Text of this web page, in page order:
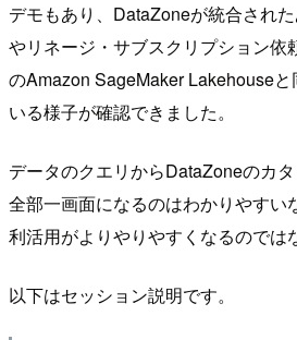
デモもあり、DataZoneが統合され
やリネージ・サブスクリプション依
のAmazon SageMaker Lakehouse
いる様子が確認できました。
データのクエリからDataZoneのカ
全部一画面になるのはわかりやすい
利活用がよりやりやすくなるのでは
以下はセッション説明です。